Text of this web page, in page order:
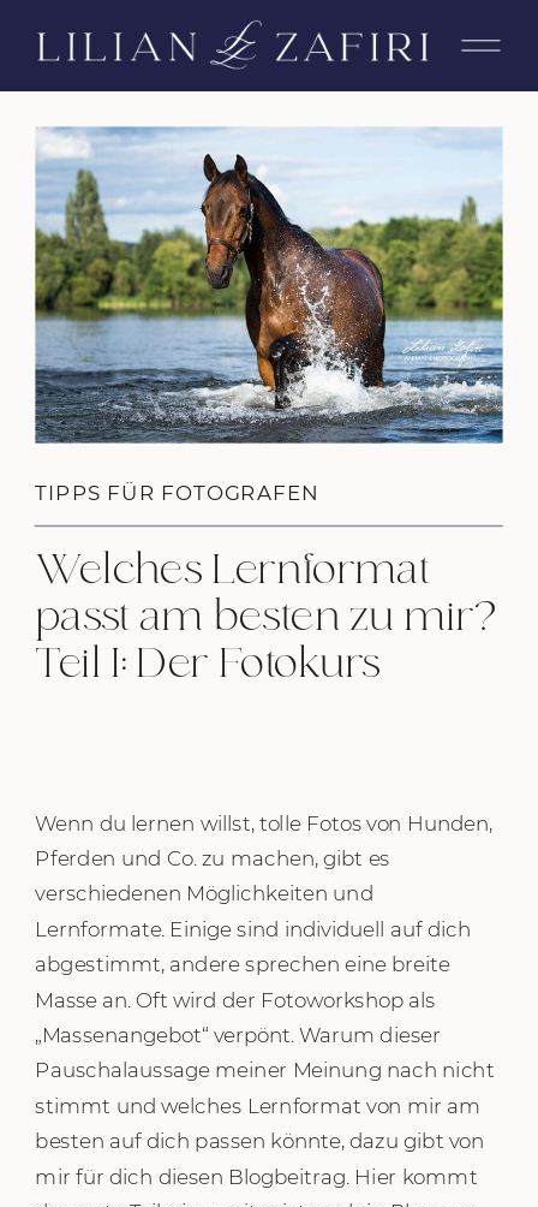
Welches Lernformat
passt am besten zu mir?
Teil I: Der Fotokurs
TIPPS FÜR FOTOGRAFEN
Wenn du lernen willst, tolle Fotos von Hunden,
Pferden und Co. zu machen, gibt es
verschiedenen Möglichkeiten und
Lernformate. Einige sind individuell auf dich
abgestimmt, andere sprechen eine breite
Masse an. Oft wird der Fotoworkshop als
„Massenangebot“ verpönt. Warum dieser
Pauschalaussage meiner Meinung nach nicht
stimmt und welches Lernformat von mir am
besten auf dich passen könnte, dazu gibt von
mir für dich diesen Blogbeitrag. Hier kommt